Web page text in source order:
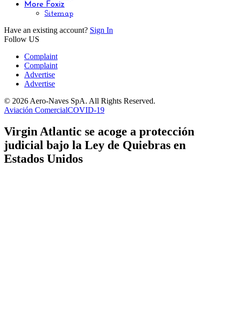
More Foxiz
Sitemap
Have an existing account? Sign In
Follow US
Complaint
Complaint
Advertise
Advertise
© 2026 Aero-Naves SpA. All Rights Reserved.
Aviación ComercialCOVID-19
Virgin Atlantic se acoge a protección
judicial bajo la Ley de Quiebras en
Estados Unidos